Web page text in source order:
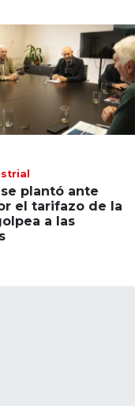
plantó ante
el tarifazo de la
a las